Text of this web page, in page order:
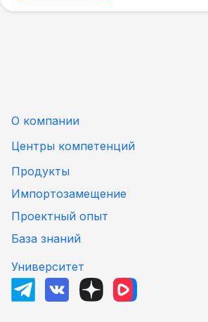
О компании
Центры компетенций
Продукты
Импортозамещение
Проектный опыт
База знаний
Университет